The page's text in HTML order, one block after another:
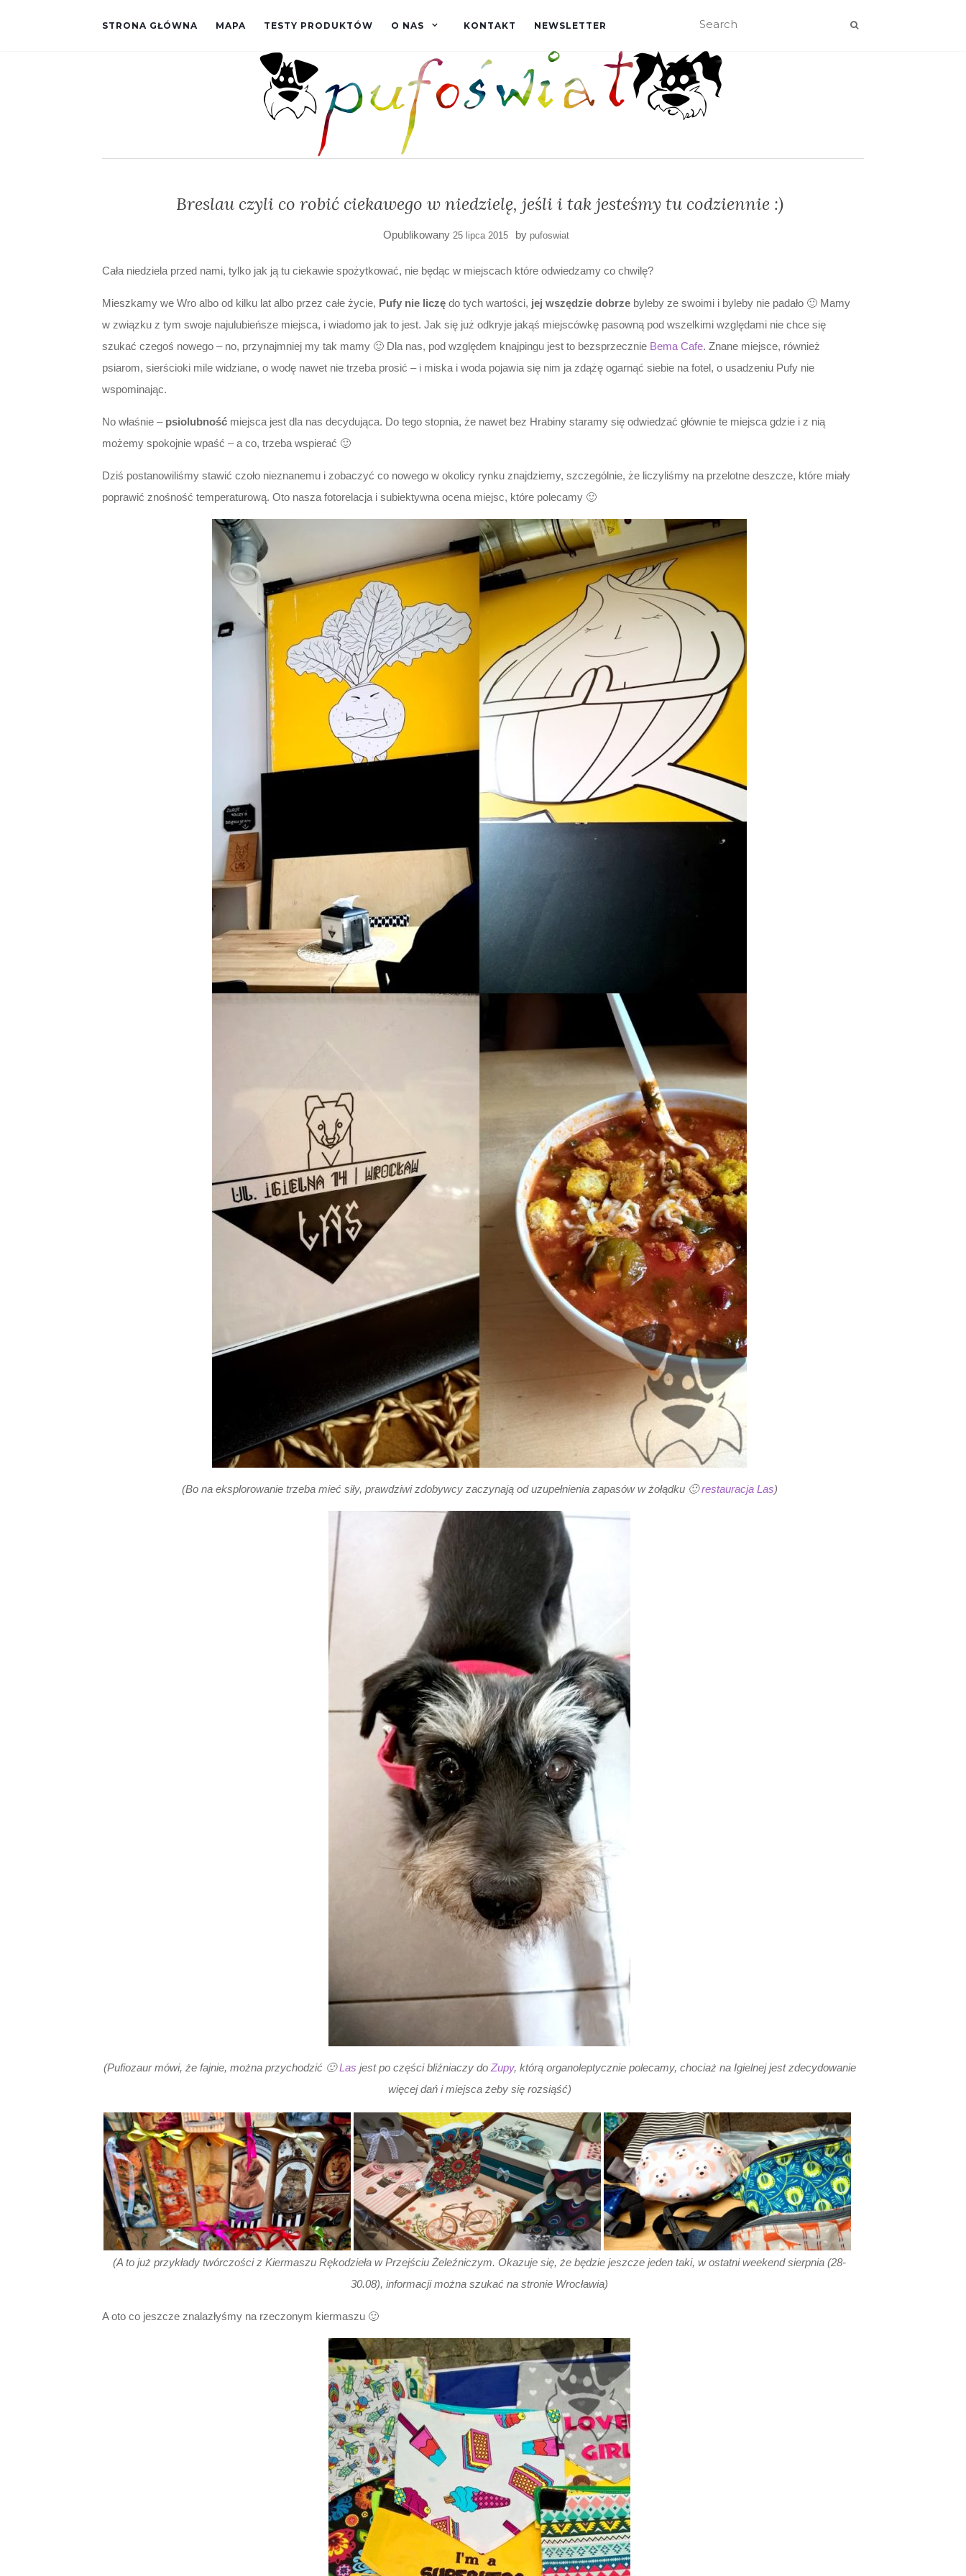
STRONA GŁÓWNA MAPA TESTY PRODUKTÓW O NAS KONTAKT NEWSLETTER
Breslau czyli co robić ciekawego w niedzielę, jeśli i tak jesteśmy tu codziennie :)
Opublikowany 25 lipca 2015 by pufoswiat
Cała niedziela przed nami, tylko jak ją tu ciekawie spożytkować, nie będąc w miejscach które odwiedzamy co chwilę?
Mieszkamy we Wro albo od kilku lat albo przez całe życie, Pufy nie liczę do tych wartości, jej wszędzie dobrze byleby ze swoimi i byleby nie padało 🙂 Mamy
w związku z tym swoje najulubieńsze miejsca, i wiadomo jak to jest. Jak się już odkryje jakąś miejscówkę pasowną pod wszelkimi względami nie chce się
szukać czegoś nowego – no, przynajmniej my tak mamy 🙂 Dla nas, pod względem knajpingu jest to bezsprzecznie Bema Cafe. Znane miejsce, również
psiarom, sierścioki mile widziane, o wodę nawet nie trzeba prosić – i miska i woda pojawia się nim ja zdążę ogarnąć siebie na fotel, o usadzeniu Pufy nie
wspominając.
No właśnie –psiolubność miejsca jest dla nas decydująca. Do tego stopnia, że nawet bez Hrabiny staramy się odwiedzać głównie te miejsca gdzie i z nią
możemy spokojnie wpaść – a co, trzeba wspierać 🙂
Dziś postanowiliśmy stawić czoło nieznanemu i zobaczyć co nowego w okolicy rynku znajdziemy, szczególnie, że liczyliśmy na przelotne deszcze, które miały
poprawić znośność temperaturową. Oto nasza fotorelacja i subiektywna ocena miejsc, które polecamy 🙂
(Bo na eksplorowanie trzeba mieć siły, prawdziwi zdobywcy zaczynają od uzupełnienia zapasów w żołądku 🙂restauracja Las)
(Pufiozaur mówi, że fajnie, można przychodzić 🙂Las jest po części bliźniaczy do Zupy, którą organoleptycznie polecamy, chociaż na Igielnej jest zdecydowanie
więcej dań i miejsca żeby się rozsiąść)
(A to już przykłady twórczości z Kiermaszu Rękodzieła w Przejściu Żeleźniczym. Okazuje się, że będzie jeszcze jeden taki, w ostatni weekend sierpnia (28-
30.08), informacji można szukać na stronie Wrocławia)
A oto co jeszcze znalazłyśmy na rzeczonym kiermaszu 🙂